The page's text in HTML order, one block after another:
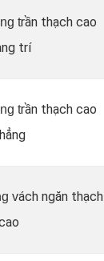
trần thạch cao
trí
trần thạch cao
vách ngăn thạch